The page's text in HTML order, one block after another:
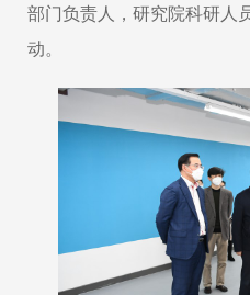
部门负责人，研究院科研人
动。